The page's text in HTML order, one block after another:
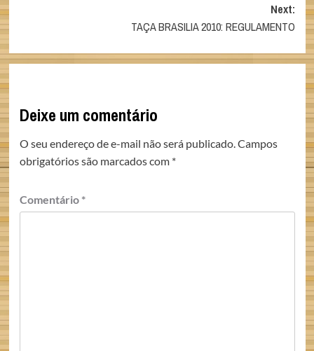
Next:
TAÇA BRASILIA 2010: REGULAMENTO
Deixe um comentário
O seu endereço de e-mail não será publicado.Campos
obrigatórios são marcados com *
Comentário *